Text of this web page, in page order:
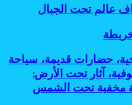
عالم تحت الجبال
حضارات قديمة، سياحة
آثار تحت الأرض:
مخفية تحت الشمس